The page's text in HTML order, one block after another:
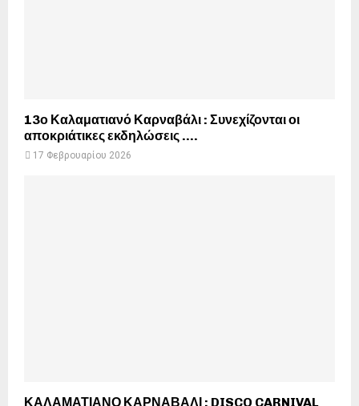
13ο Καλαματιανό Καρναβάλι : Συνεχίζονται οι
αποκριάτικες εκδηλώσεις ….
17 Φεβρουαρίου 2026
ΚΑΛΑΜΑΤΙΑΝΟ ΚΑΡΝΑΒΑΛΙ : DISCO CARNIVAL